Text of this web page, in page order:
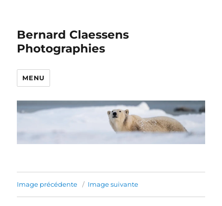
Bernard Claessens
Photographies
MENU
Image précédente Image suivante